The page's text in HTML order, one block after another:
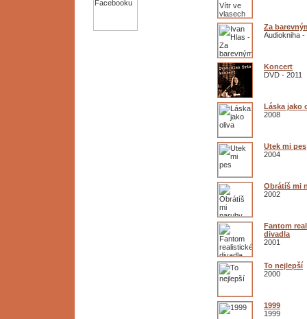
Za
Audiokniha -
Koncert
DVD - 2011
Láska jako
2008
Utek mi pes
2004
Obrátíš mi
2002
Fantom
divadla
2001
To nejlepší
2000
1999
1999